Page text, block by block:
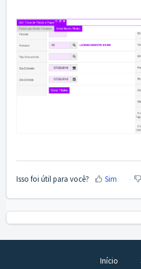
Isso foi útil para você? Sim
Início